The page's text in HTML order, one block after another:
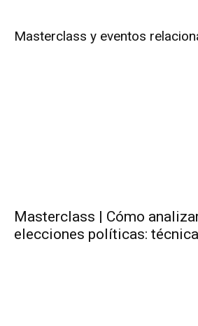
Masterclass y eventos
Masterclass | Cómo
elecciones políticas: